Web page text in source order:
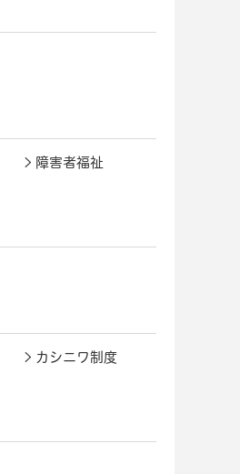
障害者福祉
カシニワ制度